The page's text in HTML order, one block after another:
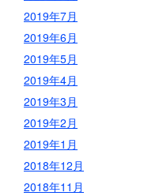
2019年7月
2019年6月
2019年5月
2019年4月
2019年3月
2019年2月
2019年1月
2018年12月
2018年11月